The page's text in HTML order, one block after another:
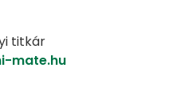
titkár
mate.hu